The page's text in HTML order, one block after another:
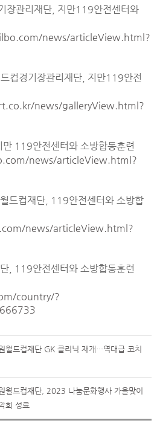
장관리재단, 지만119안전센터와
news/articleView.html?
컵경기장관리재단, 지만119안전
news/galleryView.html?
119안전센터와 소방합동훈련
news/articleView.html?
드컵재단, 119안전센터와 소방합
news/articleView.html?
, 119안전센터와 소방합동훈련
country/?
월드컵재단 GK 클리닉 재개…역대급 코치
월드컵재단, 2023 나눔문화행사 가을맞이
회 성료